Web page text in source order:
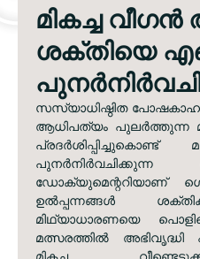
മികച്ച
ശക്തിയെ
സസ്യാധിഷ്ഠിത
ആധിപത്യം പുലർത്തുന്ന
ഡോക്യുമെന്ററിയാണ്
ഉൽപ്പന്നങ്ങൾ
മിഥ്യാധാരണയെ
മത്സരത്തിൽ അഭിവൃദ്ധി